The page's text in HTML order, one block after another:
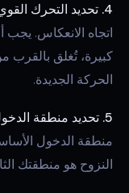
4. تحديد التحرك القوي:
اتجاه الانعكاس.
الحركة الجديدة.
5. تحديد منطقة الدخول:
منطقة الدخول
النزوح هو منطقتك